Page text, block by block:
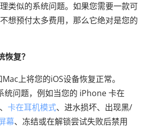
类似的系统问题。如果您需要一款可
想预付太多费用，那么它绝对是您的
复？
上将您的iOS设备恢复正常。
统问题，例如当您的 iPhone 卡在
卡在耳机模式、进水损坏、出现黑/
幕、冻结或在解锁尝试失败后禁用